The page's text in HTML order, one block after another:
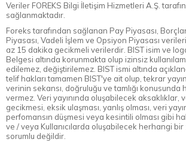
Veriler FOREKS Bilgi İletişim Hizmetleri A.Ş.
sağlanmaktadır.
Foreks tarafından sağlanan Pay Piyasası,
Piyasası, Vadeli İşlem ve Opsiyon Piyasası
az 15 dakika gecikmeli verilerdir. BIST isim ve
Belgesi altında korunmakta olup izinsiz
edilemez, değiştirilemez. BIST ismi altında
telif hakları tamamen BIST'ye ait olup, tekrar
verinin sekansı, doğruluğu ve tamlığı
vermez. Veri yayınında oluşabilecek aksaklıklar,
gecikmesi, eksik ulaşması, yanlış olması, veri
perfomansın düşmesi veya kesintili olması gibi
ve / veya Kullanıcılarda oluşabilecek herhangi
sorumlu değildir.